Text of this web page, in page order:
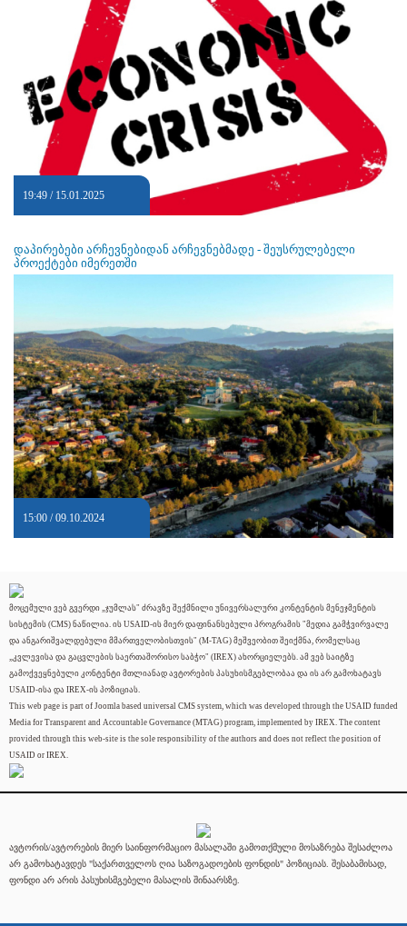
19:49 / 15.01.2025
დაპირებები არჩევნებიდან არჩევნებმადე - შეუსრულებელი
პროექტები იმერეთში
15:00 / 09.10.2024
მოცემული ვებ გვერდი „ჯუმლას" ძრავზე შექმნილი უნივერსალური კონტენტის მენეჯმენტის
სისტემის (CMS) ნაწილია. ის USAID-ის მიერ დაფინანსებული პროგრამის "მედია გამჭვირვალე
და ანგარიშვალდებული მმართველობისთვის" (M-TAG) მეშვეობით შეიქმნა, რომელსაც
„კვლევისა და გაცვლების საერთაშორისო საბჭო" (IREX) ახორციელებს. ამ ვებ საიტზე
გამოქვეყნებული კონტენტი მთლიანად ავტორების პასუხისმგებლობაა და ის არ გამოხატავს
USAID-ისა და IREX-ის პოზიციას.
This web page is part of Joomla based universal CMS system, which was developed through the USAID funded
Media for Transparent and Accountable Governance (MTAG) program, implemented by IREX. The content
provided through this web-site is the sole responsibility of the authors and does not reflect the position of
USAID or IREX.
ავტორის/ავტორების მიერ საინფორმაციო მასალაში გამოთქმული მოსაზრება შესაძლოა
არ გამოხატავდეს "საქართველოს ღია საზოგადოების ფონდის" პოზიციას. შესაბამისად,
ფონდი არ არის პასუხისმგებელი მასალის შინაარსზე.